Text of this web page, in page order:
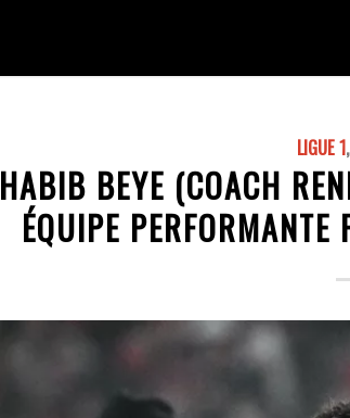
LIGUE 1,
HABIB BEYE (COACH
ÉQUIPE